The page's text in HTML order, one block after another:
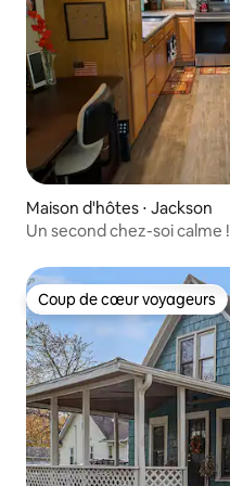
Maison d'hôtes ⋅ Jackson
Un second chez-soi calme !
Coup de cœur voyageurs
Coup de cœur voyageurs